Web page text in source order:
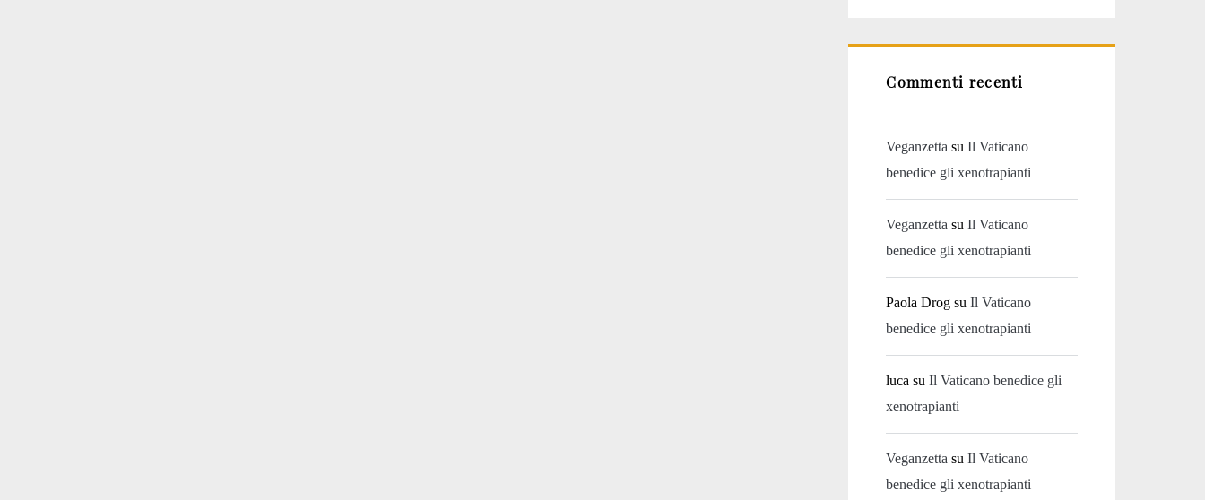
Commenti recenti
Veganzetta suIl Vaticano
benedice gli xenotrapianti
Veganzetta suIl Vaticano
benedice gli xenotrapianti
Paola Drog suIl Vaticano
benedice gli xenotrapianti
luca suIl Vaticano benedice gli
xenotrapianti
Veganzetta suIl Vaticano
benedice gli xenotrapianti